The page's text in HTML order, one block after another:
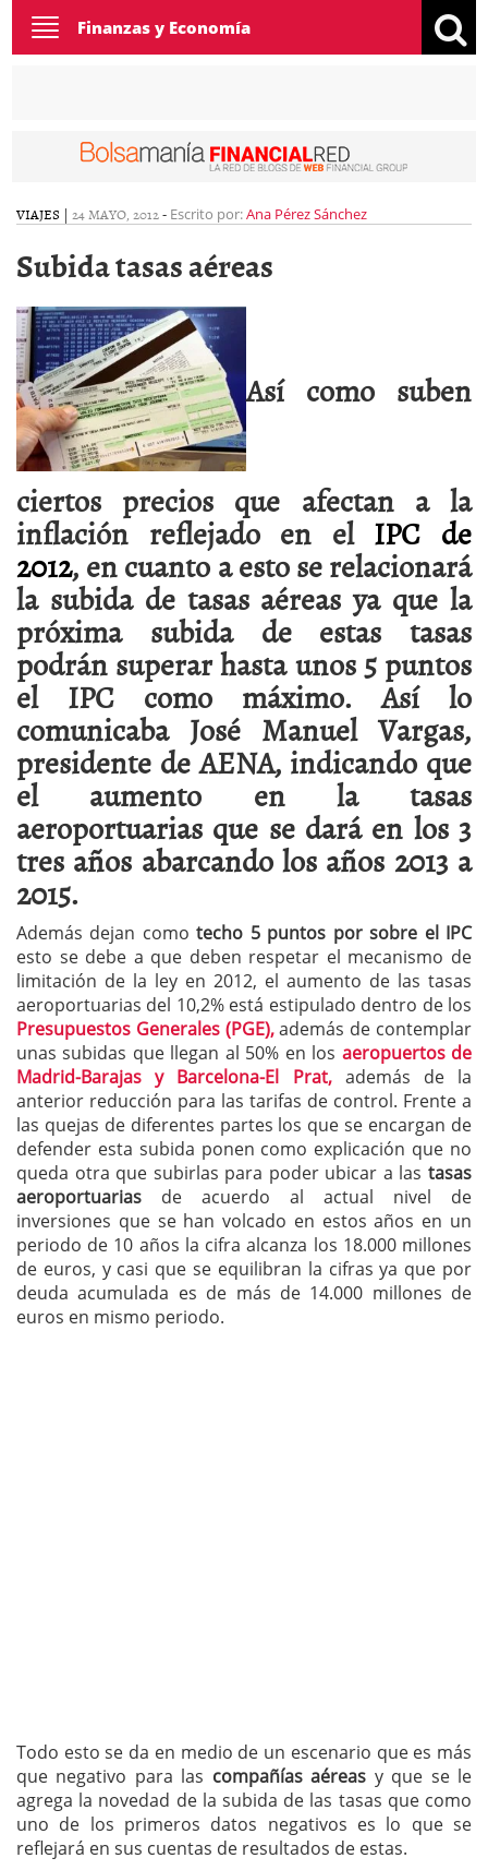
Toggle
navigation
Finanzas y Economía
VIAJES | 24 MAYO, 2012- Escrito por:Ana Pérez Sánchez
Subida tasas aéreas
Así como suben
ciertos precios que afectan a la
inflación reflejado en el IPC de
2012, en cuanto a esto se relacionará
la subida de tasas aéreas ya que la
próxima subida de estas tasas
podrán superar hasta unos 5 puntos
el IPC como máximo. Así lo
comunicaba José Manuel Vargas,
presidente de AENA, indicando que
el aumento en la tasas
aeroportuarias que se dará en los 3
tres años abarcando los años 2013 a
2015.
Además dejan comotecho 5 puntos por sobre el IPC
esto se debe a que deben respetar el mecanismo de
limitación de la ley en 2012, el aumento de las tasas
aeroportuarias del 10,2% está estipulado dentro de los
Presupuestos Generales (PGE),además de contemplar
unas subidas que llegan al 50% en los aeropuertos de
Madrid-Barajas y Barcelona-El Prat,además de la
anterior reducción para las tarifas de control. Frente a
las quejas de diferentes partes los que se encargan de
defender esta subida ponen como explicación que no
queda otra que subirlas para poder ubicar a las tasas
aeroportuarias de acuerdo al actual nivel de
inversiones que se han volcado en estos años en un
periodo de 10 años la cifra alcanza los 18.000 millones
de euros, y casi que se equilibran la cifras ya que por
deuda acumulada es de más de 14.000 millones de
euros en mismo periodo.
Todo esto se da en medio de un escenario que es más
que negativo para las compañías aéreas y que se le
agrega la novedad de la subida de las tasas que como
uno de los primeros datos negativos es lo que se
reflejará en sus cuentas de resultados de estas.